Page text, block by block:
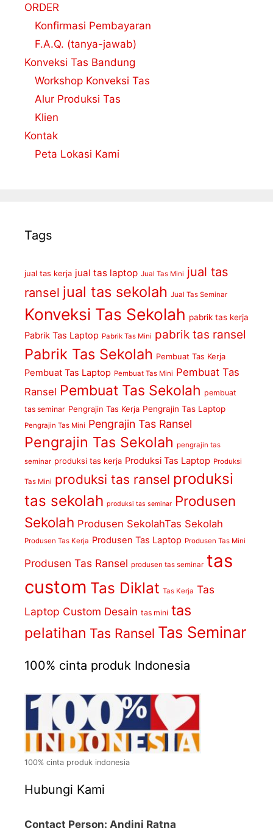
ORDER
Konfirmasi Pembayaran
F.A.Q. (tanya-jawab)
Konveksi Tas Bandung
Workshop Konveksi Tas
Alur Produksi Tas
Klien
Kontak
Peta Lokasi Kami
Tags
jual tas kerja jual tas laptop Jual Tas Mini jual tas
ransel jual tas sekolah Jual Tas Seminar
Konveksi Tas Sekolah pabrik tas kerja
Pabrik Tas Laptop Pabrik Tas Mini pabrik tas ransel
Pabrik Tas Sekolah Pembuat Tas Kerja
Pembuat Tas Laptop Pembuat Tas Mini Pembuat Tas
Ransel Pembuat Tas Sekolah pembuat
tas seminar Pengrajin Tas Kerja Pengrajin Tas Laptop
Pengrajin Tas Mini Pengrajin Tas Ransel
Pengrajin Tas Sekolah pengrajin tas
seminar produksi tas kerja Produksi Tas Laptop Produksi
Tas Mini produksi tas ransel produksi
tas sekolah produksi tas seminar Produsen
Sekolah Produsen SekolahTas Sekolah
Produsen Tas Kerja Produsen Tas Laptop Produsen Tas Mini
Produsen Tas Ransel produsen tas seminar tas
custom Tas Diklat Tas Kerja Tas
Laptop Custom Desain tas mini tas
pelatihan Tas Ransel Tas Seminar
100% cinta produk Indonesia
100% cinta produk indonesia
Hubungi Kami
Contact Person: Andini Ratna